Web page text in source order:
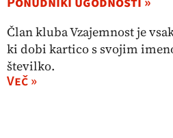
Član kluba Vzajemnost je
ki dobi kartico s svojim
številko.
Več »